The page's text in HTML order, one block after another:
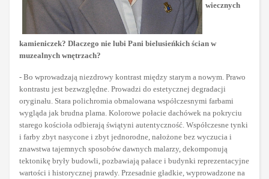
wiecznych
kamieniczek? Dlaczego nie lubi Pani bielusieńkich ścian w
muzealnych wnętrzach?
- Bo wprowadzają niezdrowy kontrast między starym a nowym. Prawo
kontrastu jest bezwzględne. Prowadzi do estetycznej degradacji
oryginału. Stara polichromia obmalowana współczesnymi farbami
wygląda jak brudna plama. Kolorowe połacie dachówek na pokryciu
starego kościoła odbierają świątyni autentyczność. Współczesne tynki
i farby zbyt nasycone i zbyt jednorodne, nałożone bez wyczucia i
znawstwa tajemnych sposobów dawnych malarzy, dekomponują
tektonikę bryły budowli, pozbawiają pałace i budynki reprezentacyjne
wartości i historycznej prawdy. Przesadnie gładkie, wyprowadzone na